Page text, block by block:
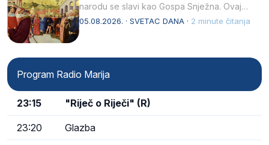
narodu se slavi kao Gospa Snježna. Ovaj
naziv, Sancta Maria…
05.08.2026. · SVETAC DANA · 2 minute čitanja
Program Radio Marija
23:15 "Riječ o Riječi" (R)
23:20 Glazba